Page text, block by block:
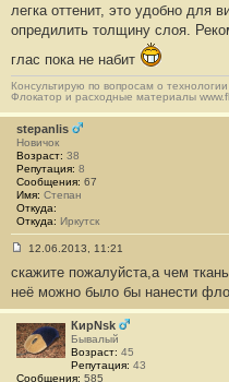
б
щ
е
н
и
#
4
легка оттенит, это удобно для
опредилить толщину слоя.
глас пока не набит
Консультирую по вопросам о
Флокатор и расходные материалы
stepanlis
Новичок
Возраст: 38
Репутация: 8
Сообщения: 67
Имя: Степан
Откуда:
Откуда: Иркутск
о
о
б
щ
е
н
и
#
12.06.2013, 11:21
скажите пожалуйста,а чем
неё можно было бы нанести
КирNsk
Бывалый
Возраст: 45
Репутация: 43
Сообщения: 585